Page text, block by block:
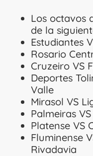
Los octavos
de la
Estudiantes
Rosario
Cruzeiro VS
Deportes
Valle
Mirasol VS
Palmeiras
Platense VS
Fluminense
Rivadavia